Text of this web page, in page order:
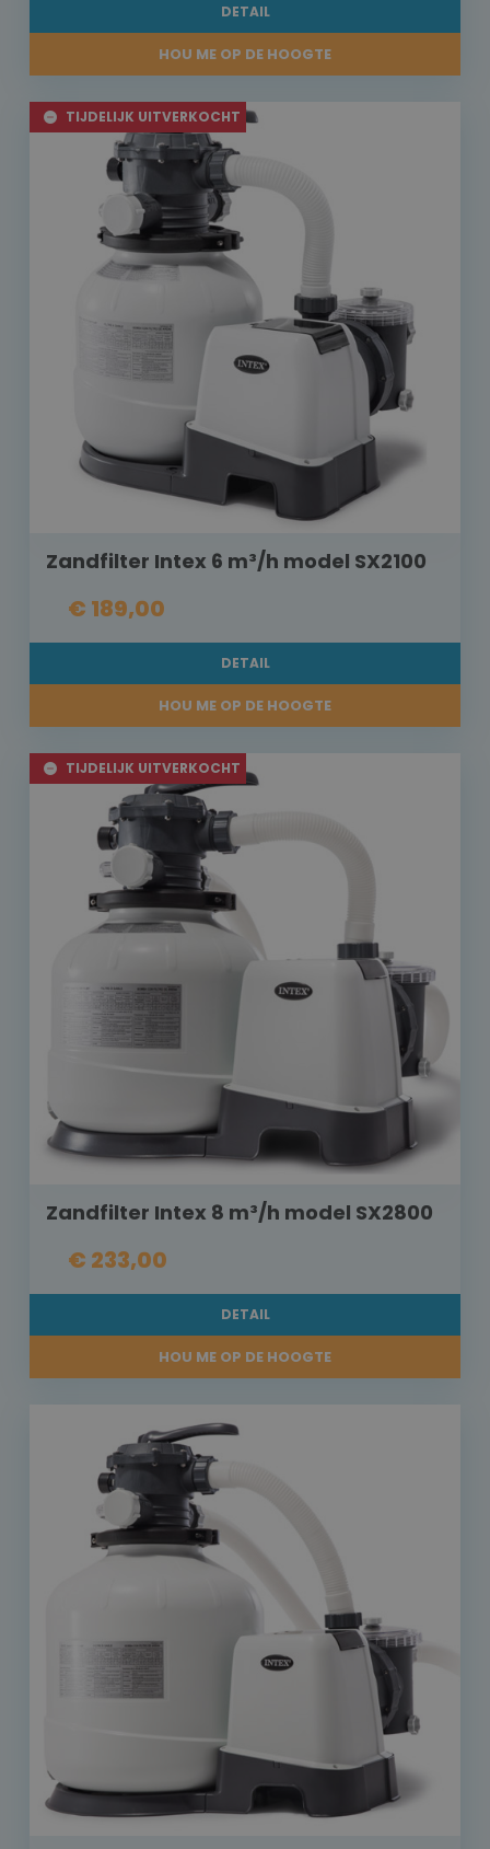
DETAIL
HOU ME OP DE HOOGTE
TIJDELIJK UITVERKOCHT
Zandfilter Intex 6 m³/h model SX2100
€ 189,00
DETAIL
HOU ME OP DE HOOGTE
TIJDELIJK UITVERKOCHT
Zandfilter Intex 8 m³/h model SX2800
€ 233,00
DETAIL
HOU ME OP DE HOOGTE